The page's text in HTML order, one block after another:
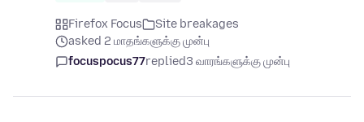
Firefox Focus
Site breakages
asked 2 மாதங்களுக்கு முன்பு
focuspocus77replied3 வாரங்களுக்கு முன்பு